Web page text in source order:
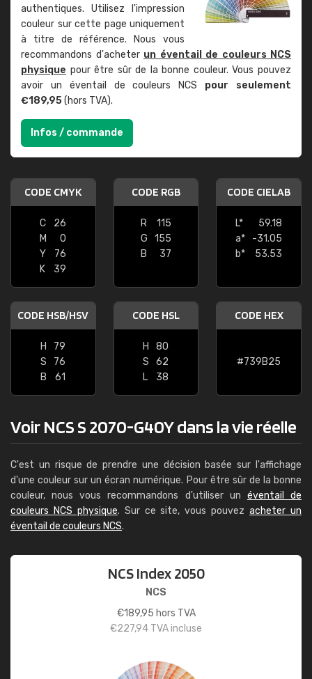
authentiques. Utilisez l'impression
couleur sur cette page uniquement
à titre de référence. Nous vous
recommandons d'acheter un éventail de couleurs NCS
physique pour être sûr de la bonne couleur. Vous pouvez
avoir un éventail de couleurs NCS pour seulement
€189,95(hors TVA).
Infos / commande
CODE CMYK
C
26
M
0
Y
76
K
39
CODE RGB
R
115
G
155
B
37
CODE CIELAB
L*
59.18
a*
-31.05
b*
53.53
CODE HSB/HSV
H
79
S
76
B
61
CODE HSL
H
80
S
62
L
38
CODE HEX
#739B25
Voir NCS S 2070-G40Y dans la vie réelle
C'est un risque de prendre une décision basée sur l'affichage
d'une couleur sur un écran numérique. Pour être sûr de la bonne
couleur, nous vous recommandons d'utiliser un éventail de
couleurs NCS physique. Sur ce site, vous pouvezacheter un
éventail de couleurs NCS.
NCS Index 2050
NCS
€189,95 hors TVA
€227,94 TVA incluse